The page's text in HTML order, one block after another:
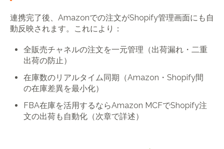
連携完了後、Amazonでの注文がShopify管理画面にも自
動反映されます。これにより：
全販売チャネルの注文を一元管理（出荷漏れ・二重
出荷の防止）
在庫数のリアルタイム同期（Amazon・Shopify間
の在庫差異を最小化）
FBA在庫を活用するならAmazon MCFでShopify注
文の出荷も自動化（次章で詳述）